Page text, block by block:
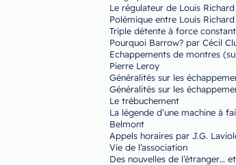
Le régulateur de Louis Richard
Polémique entre Louis
Triple détente à force
Pourquoi Barrow? par Cécil
Echappements de montres
Pierre Leroy
Généralités sur les
Généralités sur les
Le trébuchement
La légende d’une machine à
Belmont
Appels horaires par J.G.
Vie de l’association
Des nouvelles de l’étranger…